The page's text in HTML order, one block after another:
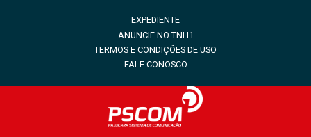
EXPEDIENTE
ANUNCIE NO TNH1
TERMOS E CONDIÇÕES DE USO
FALE CONOSCO